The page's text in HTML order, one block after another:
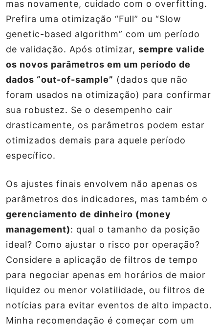
mas novamente, cuidado com o overfitting.
Prefira uma otimização “Full” ou “Slow
genetic-based algorithm” com um período
de validação. Após otimizar, sempre valide
os novos parâmetros em um período de
dados “out-of-sample” (dados que não
foram usados na otimização) para confirmar
sua robustez. Se o desempenho cair
drasticamente, os parâmetros podem estar
otimizados demais para aquele período
específico.
Os ajustes finais envolvem não apenas os
parâmetros dos indicadores, mas também o
gerenciamento de dinheiro (money
management): qual o tamanho da posição
ideal? Como ajustar o risco por operação?
Considere a aplicação de filtros de tempo
para negociar apenas em horários de maior
liquidez ou menor volatilidade, ou filtros de
notícias para evitar eventos de alto impacto.
Minha recomendação é começar com um